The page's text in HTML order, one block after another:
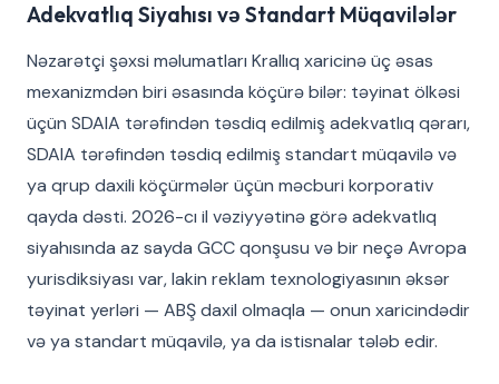
Adekvatlıq Siyahısı və Standart Müqavilələr
Nəzarətçi şəxsi məlumatları Krallıq xaricinə üç əsas
mexanizmdən biri əsasında köçürə bilər: təyinat ölkəsi
üçün SDAIA tərəfindən təsdiq edilmiş adekvatlıq qərarı,
SDAIA tərəfindən təsdiq edilmiş standart müqavilə və
ya qrup daxili köçürmələr üçün məcburi korporativ
qayda dəsti. 2026-cı il vəziyyətinə görə adekvatlıq
siyahısında az sayda GCC qonşusu və bir neçə Avropa
yurisdiksiyası var, lakin reklam texnologiyasının əksər
təyinat yerləri — ABŞ daxil olmaqla — onun xaricindədir
və ya standart müqavilə, ya da istisnalar tələb edir.